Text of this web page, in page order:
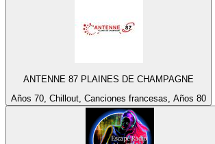
ANTENNE 87 PLAINES DE CHAMPAGNE
Años 70, Chillout, Canciones francesas, Años 80